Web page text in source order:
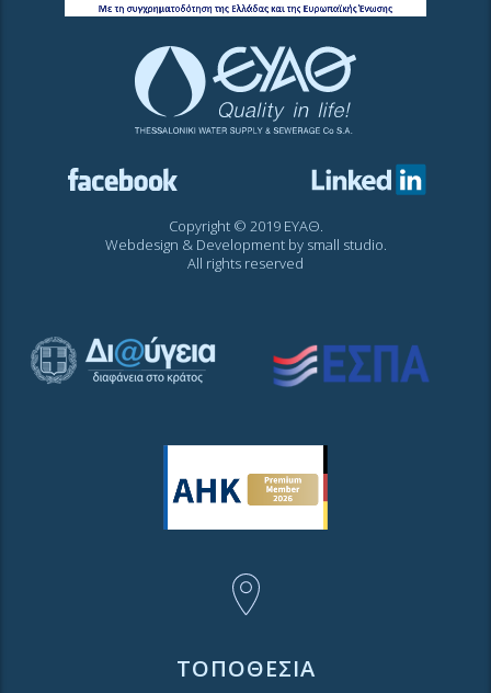
Copyright © 2019 ΕΥΑΘ.
Webdesign & Development by small studio.
All rights reserved
ΤΟΠΟΘΕΣΙΑ